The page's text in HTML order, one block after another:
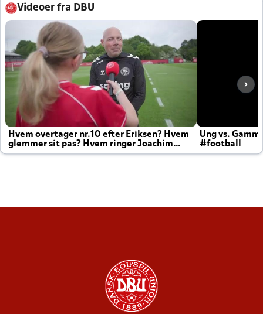
Videoer fra DBU
Hvem overtager nr.10 efter Eriksen? Hvem
glemmer sit pas? Hvem ringer Joachim
altid til efter kampe?
Ung vs.
#football